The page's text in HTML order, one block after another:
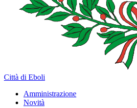
Città di Eboli
Amministrazione
Novità